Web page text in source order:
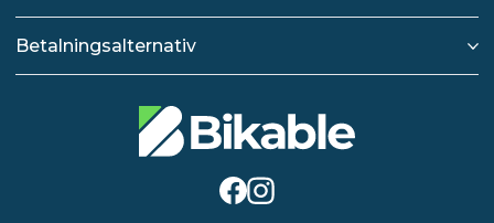
Betalningsalternativ